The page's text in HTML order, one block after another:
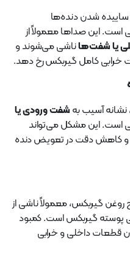
ساییده شدن دنده‌ها
این صداها معمولاً از
یا شفت‌هاناشی می‌شوند و
خرابی کامل گیربکس رخ دهد.
آسیب به شفت ورودی یا
است. این مشکل می‌تواند
کاهش دقت در تعویض دنده
گیربکس، معمولاً ناشی از
پوسته گیربکس است. کمبود
قطعات داخلی و خرابی